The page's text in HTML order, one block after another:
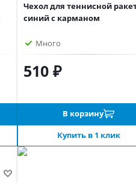
Чехол для теннисной
синий с карманом
Много
510 ₽
В корзину
Купить в 1 клик